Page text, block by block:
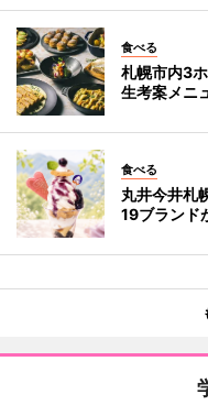
食べる
札幌市内3
生考案メニ
食べる
丸井今井札
19ブランド